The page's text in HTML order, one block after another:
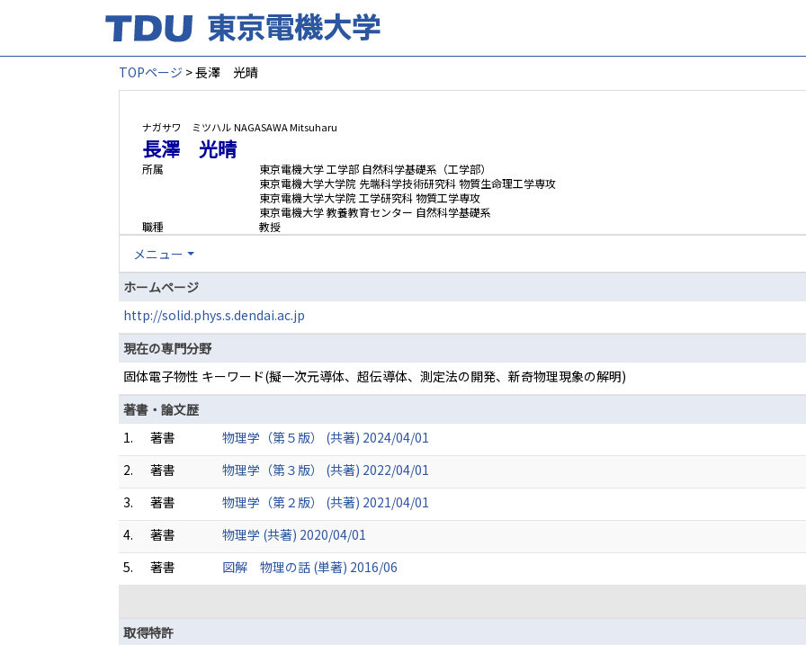
TOPページ > 長澤 光晴
ナガサワ ミツハルNAGASAWA Mitsuharu
長澤 光晴
所属
東京電機大学 工学部 自然科学基礎系（工学部）
東京電機大学大学院 先端科学技術研究科 物質生命理工学専攻
東京電機大学大学院 工学研究科 物質工学専攻
東京電機大学 教養教育センター 自然科学基礎系
職種
教授
メニュー
ホームページ
http://solid.phys.s.dendai.ac.jp
現在の専門分野
固体電子物性 キーワード(擬一次元導体、超伝導体、測定法の開発、新奇物理現象の解明)
著書・論文歴
1.
著書
物理学（第５版） (共著) 2024/04/01
2.
著書
物理学（第３版） (共著) 2022/04/01
3.
著書
物理学（第２版） (共著) 2021/04/01
4.
著書
物理学 (共著) 2020/04/01
5.
著書
図解 物理の話 (単著) 2016/06
取得特許